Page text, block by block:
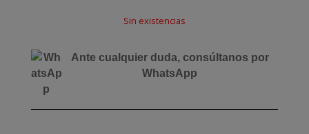
Sin existencias
Ante cualquier duda, consúltanos por
WhatsApp